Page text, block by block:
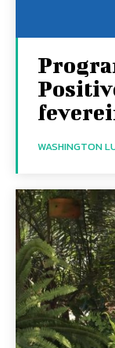
WASHINGTON